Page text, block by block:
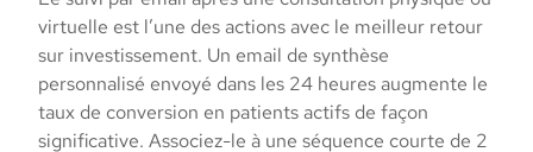
virtuelle est l’une des actions avec le meilleur retour
sur investissement. Un email de synthèse
personnalisé envoyé dans les 24 heures augmente le
taux de conversion en patients actifs de façon
significative. Associez-le à une séquence courte de 2